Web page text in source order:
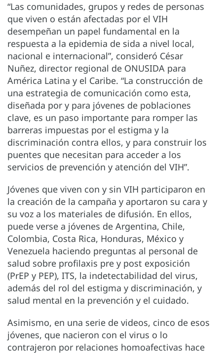
“Las comunidades, grupos y redes de personas
que viven o están afectadas por el VIH
desempeñan un papel fundamental en la
respuesta a la epidemia de sida a nivel local,
nacional e internacional”, consideró César
Nuñez, director regional de ONUSIDA para
América Latina y el Caribe. “La construcción de
una estrategia de comunicación como esta,
diseñada por y para jóvenes de poblaciones
clave, es un paso importante para romper las
barreras impuestas por el estigma y la
discriminación contra ellos, y para construir los
puentes que necesitan para acceder a los
servicios de prevención y atención del VIH”.
Jóvenes que viven con y sin VIH participaron en
la creación de la campaña y aportaron su cara y
su voz a los materiales de difusión. En ellos,
puede verse a jóvenes de Argentina, Chile,
Colombia, Costa Rica, Honduras, México y
Venezuela haciendo preguntas al personal de
salud sobre profilaxis pre y post exposición
(PrEP y PEP), ITS, la indetectabilidad del virus,
además del rol del estigma y discriminación, y
salud mental en la prevención y el cuidado.
Asimismo, en una serie de videos, cinco de esos
jóvenes, que nacieron con el virus o lo
contrajeron por relaciones homoafectivas hace